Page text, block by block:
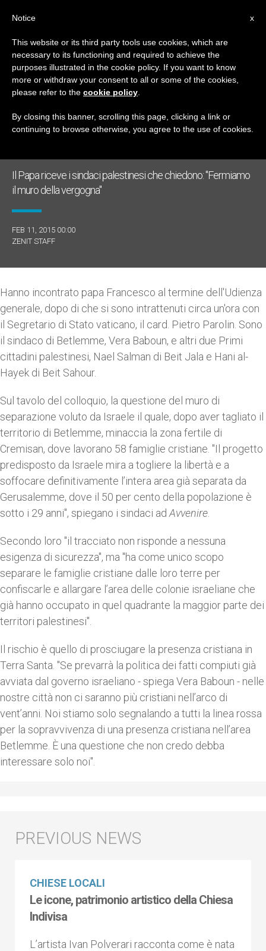
GIORNO
Febbraio 11th, 2015
ULTIME NOTIZIE
Il Papa riceve i sindaci palestinesi che chiedono: "Fermiamo
il muro della vergogna"
FEB 11, 2015 00:00
ZENIT STAFF
Hanno incontrato papa Francesco al termine dell'Udienza
generale, dopo di che si sono intrattenuti circa un'ora con
il Segretario di Stato vaticano, il card. Pietro Parolin. Sono
il sindaco di Betlemme, Vera Baboun, e altri due Primi
cittadini palestinesi, Nael Salman di Beit Jala e Hani al-
Hayek di Beit Sahour.
Sul tavolo del colloquio, la questione del muro di
separazione voluto da Israele il quale, dopo aver tagliato il
territorio di Betlemme, minaccia la zona fertile di
Cremisan, dove lavorano 58 famiglie cristiane. "Il progetto
predisposto da Israele mira a togliere la libertà e a
soffocare definitivamente l’intera area già separata da
Gerusalemme, dove il 50 per cento della popolazione è
sotto i 29 anni", spiegano i sindaci ad Avvenire
Secondo loro "il tracciato non risponde a nessuna
esigenza di sicurezza", ma "ha come unico scopo
separare le famiglie cristiane dalle loro terre per
confiscarle e allargare l’area delle colonie israeliane che
già hanno occupato in quel quadrante la maggior parte dei
territori palestinesi".
Il rischio è quello di prosciugare la presenza cristiana in
Terra Santa. "Se prevarrà la politica dei fatti compiuti già
avviata dal governo israeliano - spiega Vera Baboun - nelle
nostre città non ci saranno più cristiani nell’arco di
vent’anni. Noi stiamo solo segnalando a tutti la linea rossa
per la sopravvivenza di una presenza cristiana nell’area
Betlemme. È una questione che non credo debba
interessare solo noi".
CHIESE LOCALI
Le icone, patrimonio artistico della Chiesa
Indivisa
L’artista Ivan Polverari racconta come è nata
x
Notice
This website or its third party tools use cookies, which are
necessary to its functioning and required to achieve the
purposes illustrated in the cookie policy. If you want to know
more or withdraw your consent to all or some of the cookies,
please refer to the cookie policy
By closing this banner, scrolling this page, clicking a link or
continuing to browse otherwise, you agree to the use of cookies.